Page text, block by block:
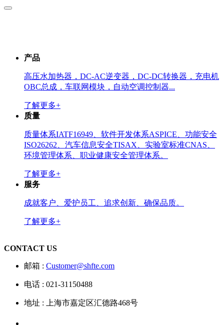
产品
高压水加热器，DC-AC逆变器，DC-DC转换器，充电机
OBC总成，车联网模块，自动空调控制器...
了解更多+
质量
质量体系IATF16949、软件开发体系ASPICE、功能安全
ISO26262、汽车信息安全TISAX、实验室标准CNAS、
环境管理体系、职业健康安全管理体系。
了解更多+
服务
成就客户、爱护员工、追求创新、确保品质。
了解更多+
CONTACT US
邮箱 : Customer@shfte.com
电话 : 021-31150488
地址 : 上海市嘉定区汇德路468号